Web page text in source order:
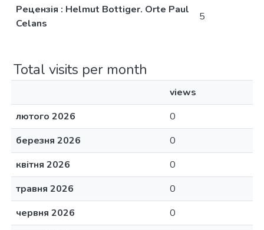
Рецензія : Helmut Bottiger. Orte Paul
Celans
5
Total visits per month
views
лютого 2026
0
березня 2026
0
квітня 2026
0
травня 2026
0
червня 2026
0